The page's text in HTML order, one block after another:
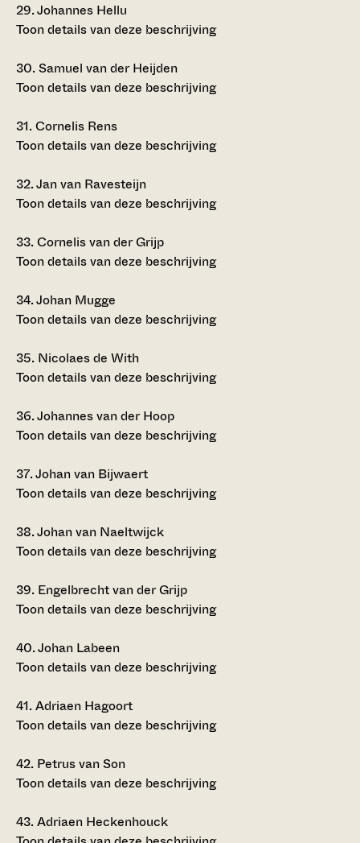
29.Johannes Hellu
Toon details van deze beschrijving
30.Samuel van der Heijden
Toon details van deze beschrijving
31.Cornelis Rens
Toon details van deze beschrijving
32.Jan van Ravesteijn
Toon details van deze beschrijving
33.Cornelis van der Grijp
Toon details van deze beschrijving
34.Johan Mugge
Toon details van deze beschrijving
35. Nicolaes de With
Toon details van deze beschrijving
36.Johannes van der Hoop
Toon details van deze beschrijving
37.Johan van Bijwaert
Toon details van deze beschrijving
38.Johan van Naeltwijck
Toon details van deze beschrijving
39. Engelbrecht van der Grijp
Toon details van deze beschrijving
40.Johan Labeen
Toon details van deze beschrijving
41.Adriaen Hagoort
Toon details van deze beschrijving
42. Petrus van Son
Toon details van deze beschrijving
43.Adriaen Heckenhouck